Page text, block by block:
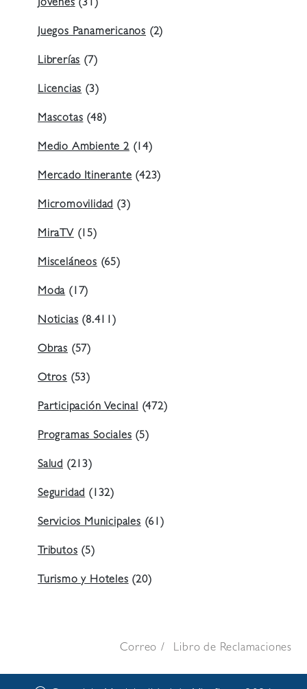
Jóvenes (31)
Juegos Panamericanos (2)
Librerías (7)
Licencias (3)
Mascotas (48)
Medio Ambiente 2(14)
Mercado Itinerante (423)
Micromovilidad (3)
MiraTV (15)
Misceláneos (65)
Moda (17)
Noticias (8.411)
Obras (57)
Otros (53)
Participación Vecinal (472)
Programas Sociales (5)
Salud (213)
Seguridad (132)
Servicios Municipales (61)
Tributos (5)
Turismo y Hoteles (20)
Correo Libro de Reclamaciones